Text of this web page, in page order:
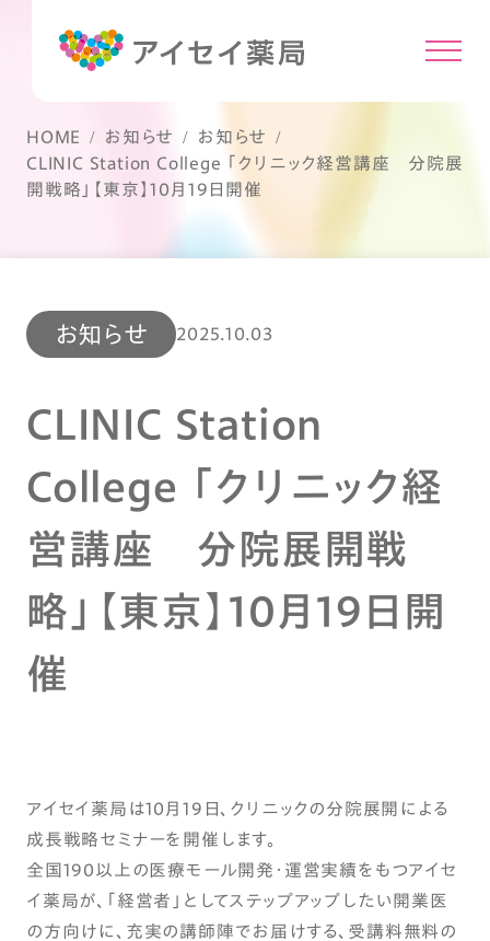
HOME お知らせ
お知らせ
CLINIC Station College 「クリニック経営講座 分院展
開戦略」【東京】10月19日開催
お知らせ 2025.10.03
CLINIC Station
College 「クリニック経
営講座 分院展開戦
略」【東京】10月19日開
催
アイセイ薬局は10月19日、クリニックの分院展開による
成長戦略セミナーを開催します。
全国190以上の医療モール開発・運営実績をもつアイセ
イ薬局が、「経営者」としてステップアップしたい開業医
の方向けに、充実の講師陣でお届けする、受講料無料の